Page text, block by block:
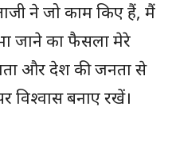
ने जो काम किए हैं, मैं
जाने का फैसला मेरे
और देश की जनता से
विश्वास बनाए रखें।